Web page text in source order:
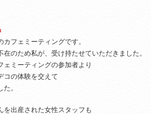
フェミーティングです。
のため私が、受け持たせていただきました。
ェミーティングの参加者より
コの体験を交えて
。
を出産された女性スタッフも